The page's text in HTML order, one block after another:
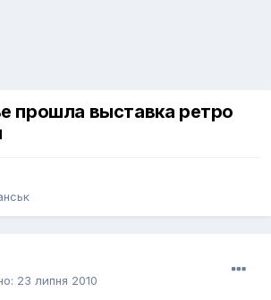
прошла выставка ретро
23 липня 2010